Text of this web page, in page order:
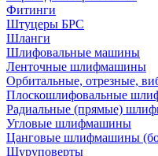
Фитинги
Штуцеры БРС
Шланги
Шлифовальные машины
Ленточные шлифмашины
Орбитальные, отрезные,
Плоскошлифовальные
Радиальные (прямые)
Угловые шлифмашины
Цанговые шлифмашины
Шуруповерты